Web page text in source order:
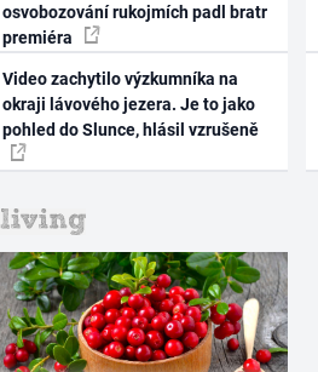
osvobozování rukojmích padl bratr
premiéra
Video zachytilo výzkumníka na
okraji lávového jezera. Je to jako
pohled do Slunce, hlásil vzrušeně